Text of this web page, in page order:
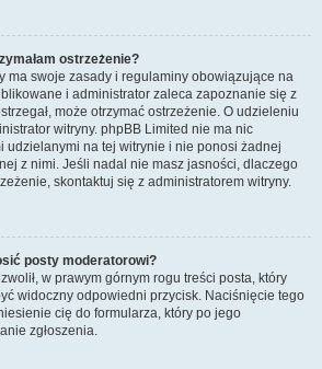
ostrzeżenie?
ma swoje zasady i regulaminy obowiązujące na
i administrator zaleca zapoznanie się z
może otrzymać ostrzeżenie. O udzieleniu
witryny. phpBB Limited nie ma nic
udzielanymi na tej witrynie i nie ponosi żadnej
z nimi. Jeśli nadal nie masz jasności, dlaczego
skontaktuj się z administratorem witryny.
posty moderatorowi?
w prawym górnym rogu treści posta, który
widoczny odpowiedni przycisk. Naciśnięcie tego
cię do formularza, który po jego
zgłoszenia.